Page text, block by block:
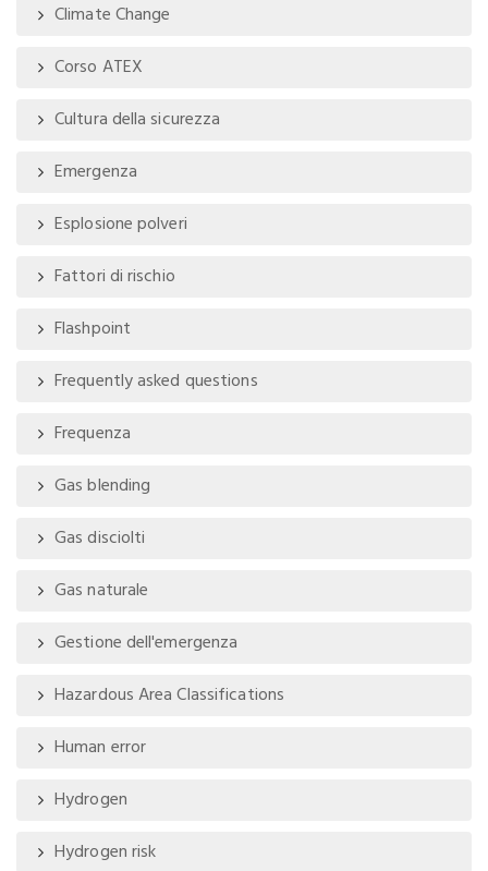
Climate Change
Corso ATEX
Cultura della sicurezza
Emergenza
Esplosione polveri
Fattori di rischio
Flashpoint
Frequently asked questions
Frequenza
Gas blending
Gas disciolti
Gas naturale
Gestione dell'emergenza
Hazardous Area Classifications
Human error
Hydrogen
Hydrogen risk